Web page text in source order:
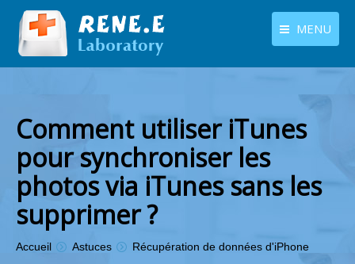
MENU
Centre de téléchargement
Boutique
Tutoriels
Langues
Comment utiliser iTunes
pour synchroniser les
photos via iTunes sans les
supprimer ?
Vous êtes ici :
Accueil Astuces Récupération de données d'iPhone